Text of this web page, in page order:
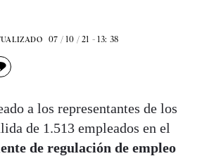
07 / 10 / 21 - 13: 38
a los representantes de los
de 1.513 empleados en el
de regulación de empleo